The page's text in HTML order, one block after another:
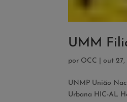
UMM
por OCC |out
UNMP União
Urbana HIC-AL